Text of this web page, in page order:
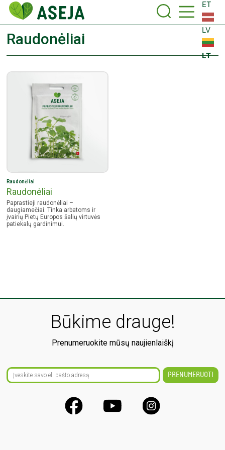
ET
LV
LT
Raudonėliai
Raudonėliai
Raudonėliai
Paprastieji raudonėliai –
daugiamečiai. Tinka arbatoms ir
įvairių Pietų Europos šalių virtuvės
patiekalų gardinimui.
Būkime drauge!
Prenumeruokite mūsų naujienlaiškį